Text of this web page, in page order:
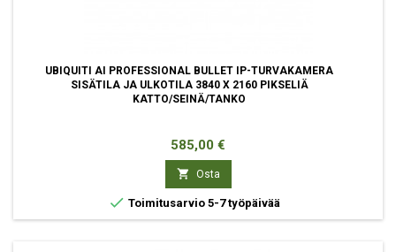
UBIQUITI AI PROFESSIONAL BULLET IP-TURVAKAMERA
SISÄTILA JA ULKOTILA 3840 X 2160 PIKSELIÄ
KATTO/SEINÄ/TANKO
Hinta
585,00 €
 Osta
 Toimitusarvio 5-7 työpäivää